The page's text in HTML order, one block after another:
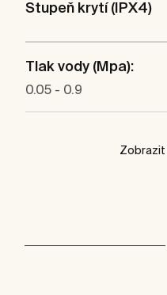
Stupeň krytí (IPX4)
Tlak vody (Mpa):
0.05 - 0.9
Zobrazit